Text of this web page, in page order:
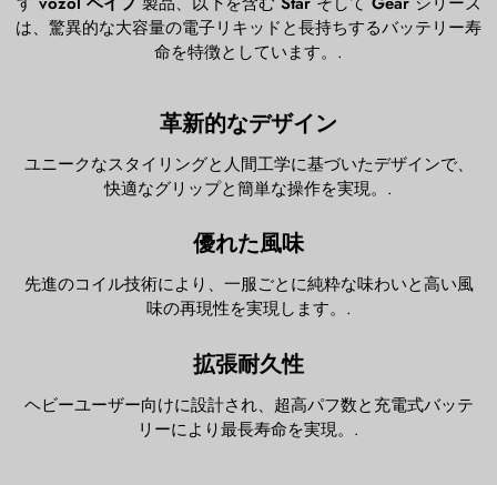
は、驚異的な大容量の電子リキッドと長持ちするバッテリー寿
命を特徴としています。.
革新的なデザイン
ユニークなスタイリングと人間工学に基づいたデザインで、
快適なグリップと簡単な操作を実現。.
優れた風味
先進のコイル技術により、一服ごとに純粋な味わいと高い風
味の再現性を実現します。.
拡張耐久性
ヘビーユーザー向けに設計され、超高パフ数と充電式バッテ
リーにより最長寿命を実現。.